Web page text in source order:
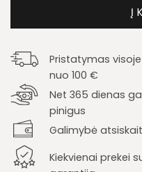
Į
Pristatymas
nuo 100 €
Net 365 dienas
pinigus
Galimybė
Kiekvienai prekei